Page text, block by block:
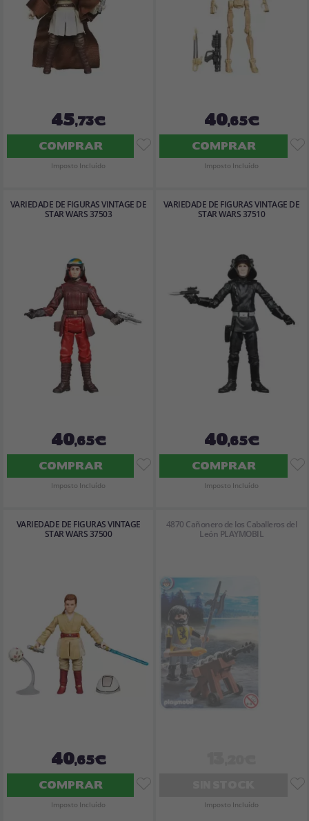
45,73€
COMPRAR
Imposto Incluído
40,65€
COMPRAR
Imposto Incluído
VARIEDADE DE FIGURAS VINTAGE DE
STAR WARS 37503
40,65€
COMPRAR
Imposto Incluído
VARIEDADE DE FIGURAS VINTAGE DE
STAR WARS 37510
40,65€
COMPRAR
Imposto Incluído
VARIEDADE DE FIGURAS VINTAGE
STAR WARS 37500
40,65€
COMPRAR
Imposto Incluído
4870 Cañonero de los Caballeros del
León PLAYMOBIL
Imposto Incluído